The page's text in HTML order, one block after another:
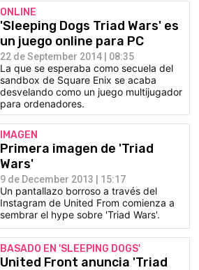
ONLINE
'Sleeping Dogs Triad Wars' es
un juego online para PC
22 de September 2014 | 08:35
La que se esperaba como secuela del
sandbox de Square Enix se acaba
desvelando como un juego multijugador
para ordenadores.
IMAGEN
Primera imagen de 'Triad
Wars'
9 de December 2013 | 15:17
Un pantallazo borroso a través del
Instagram de United From comienza a
sembrar el hype sobre 'Triad Wars'.
BASADO EN 'SLEEPING DOGS'
United Front anuncia 'Triad